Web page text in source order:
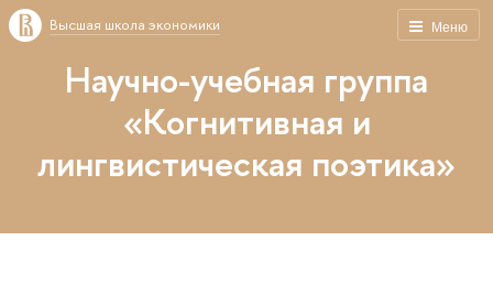
Меню
Высшая школа экономики
Научно-учебная группа
«Когнитивная и
лингвистическая поэтика»